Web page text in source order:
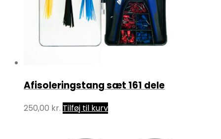
Afisoleringstang sæt 161 dele
250,00 kr. Tilføj til kurv